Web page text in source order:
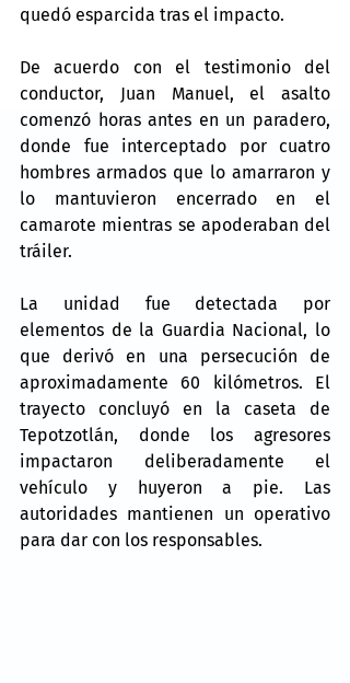
quedó esparcida tras el impacto.
De acuerdo con el testimonio del
conductor, Juan Manuel, el asalto
comenzó horas antes en un paradero,
donde fue interceptado por cuatro
hombres armados que lo amarraron y
lo mantuvieron encerrado en el
camarote mientras se apoderaban del
tráiler.
La unidad fue detectada por
elementos de la Guardia Nacional, lo
que derivó en una persecución de
aproximadamente 60 kilómetros. El
trayecto concluyó en la caseta de
Tepotzotlán, donde los agresores
impactaron deliberadamente el
vehículo y huyeron a pie. Las
autoridades mantienen un operativo
para dar con los responsables.